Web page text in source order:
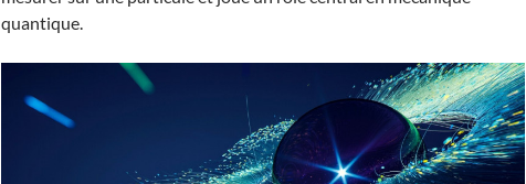
quantique.